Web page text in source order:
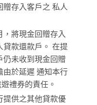
存入客戶之 私人
將現金回贈存入
款還款戶。 在提
未收到現金回贈
由於延遲 通知本行
禮券的責任。
提供之其他貸款優